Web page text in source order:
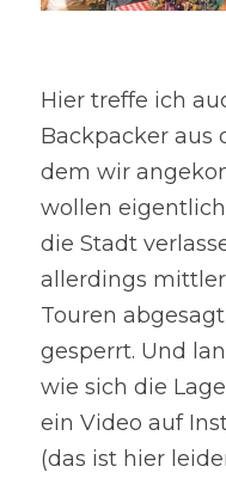
Hier treffe ich
Backpacker aus
dem wir
wollen
die Stadt
allerdings
Touren
gesperrt. Und
wie sich die
ein Video auf
(das ist hier